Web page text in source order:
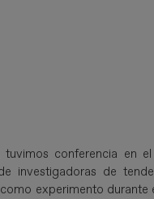
conferencia en el
investigadoras de
experimento